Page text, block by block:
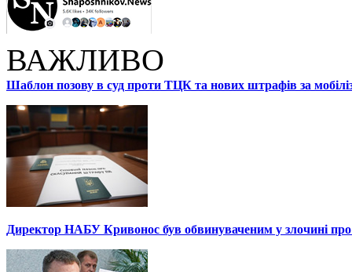
ВАЖЛИВО
Шаблон позову в суд проти ТЦК та нових штрафів за
Директор НАБУ Кривонос був обвинуваченим у злочині про